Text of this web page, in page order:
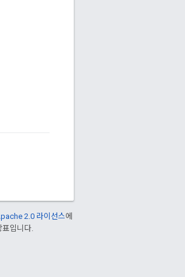
2.0 라이선스에
입니다.